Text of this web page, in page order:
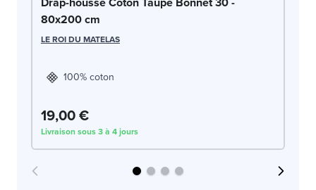
80x200 cm
LE ROI DU MATELAS
100% coton
19,00 €
Livraison sous 3 à 4 jours